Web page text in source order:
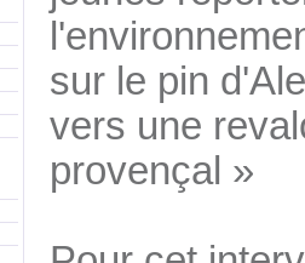
sur le pin
vers une
provençal »